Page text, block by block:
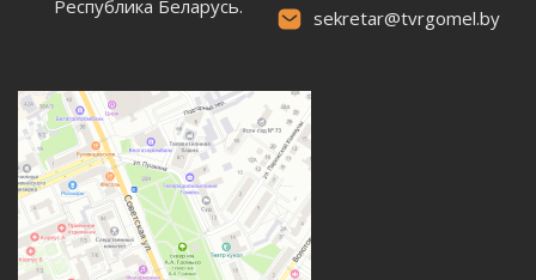
Республика Беларусь.
sekretar@tvrgomel.by